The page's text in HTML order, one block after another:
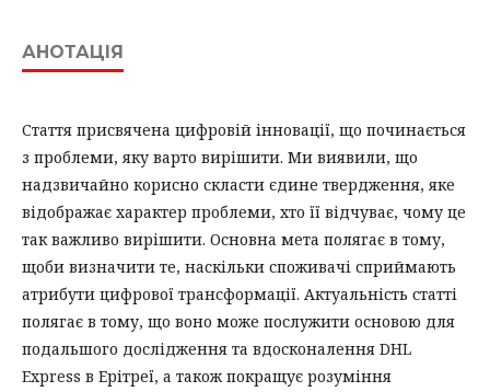
АНОТАЦІЯ
Стаття присвячена цифровій інновації, що починається
з проблеми, яку варто вирішити. Ми виявили, що
надзвичайно корисно скласти єдине твердження, яке
відображає характер проблеми, хто її відчуває, чому це
так важливо вирішити. Основна мета полягає в тому,
щоби визначити те, наскільки споживачі сприймають
атрибути цифрової трансформації. Актуальність статті
полягає в тому, що воно може послужити основою для
подальшого дослідження та вдосконалення DHL
Express в Ерітреї, а також покращує розуміння